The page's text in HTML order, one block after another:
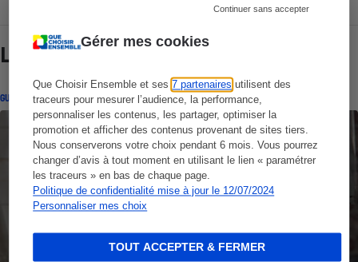
Gérer mes cookies
Que Choisir Ensemble et ses7 partenaires utilisent des
traceurs pour mesurer l’audience, la performance,
personnaliser les contenus, les partager, optimiser la
promotion et afficher des contenus provenant de sites tiers.
Nous conserverons votre choix pendant 6 mois. Vous pourrez
changer d’avis à tout moment en utilisant le lien « paramétrer
les traceurs » en bas de chaque page.
Politique de confidentialité mise à jour le 12/07/2024
Personnaliser mes choix
Continuer sans accepter
TOUT ACCEPTER & FERMER
Lire aussi
GUIDE D'ACHAT